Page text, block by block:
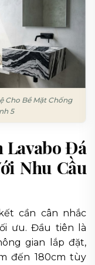
Cho Bề Mặt Chống
5
Lavabo Đá
Nhu Cầu
cần cân nhắc
ưu. Đầu tiên là
gian lắp đặt,
đến 180cm tùy